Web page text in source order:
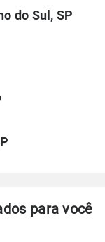
do Sul, SP
para você